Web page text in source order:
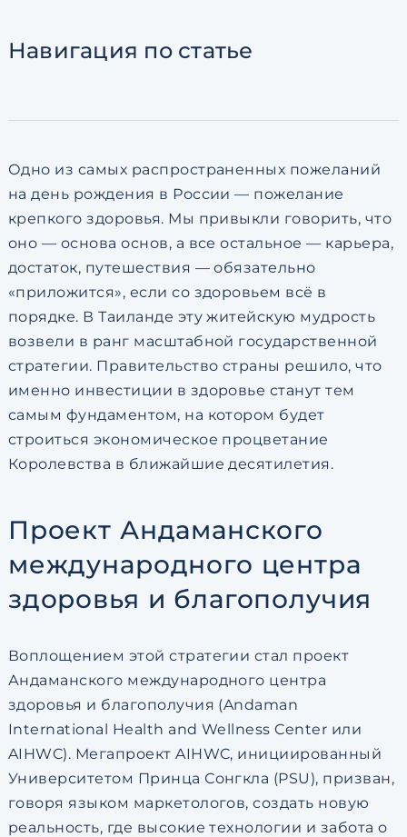
Навигация по статье
Одно из самых распространенных пожеланий
на день рождения в России — пожелание
крепкого здоровья. Мы привыкли говорить, что
оно — основа основ, а все остальное — карьера,
достаток, путешествия — обязательно
«приложится», если со здоровьем всё в
порядке. В Таиланде эту житейскую мудрость
возвели в ранг масштабной государственной
стратегии. Правительство страны решило, что
именно инвестиции в здоровье станут тем
самым фундаментом, на котором будет
строиться экономическое процветание
Королевства в ближайшие десятилетия.
Проект Андаманского
международного центра
здоровья и благополучия
Воплощением этой стратегии стал проект
Андаманского международного центра
здоровья и благополучия (Andaman
International Health and Wellness Center или
AIHWC). Мегапроект AIHWC, инициированный
Университетом Принца Сонгкла (PSU), призван,
говоря языком маркетологов, создать новую
реальность, где высокие технологии и забота о